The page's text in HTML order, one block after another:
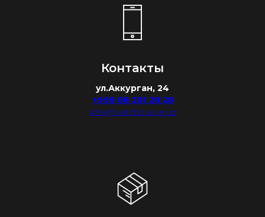
Контакты
ул.Аккурган, 24
+998 88 281 28 28
info@watchdealer.uz